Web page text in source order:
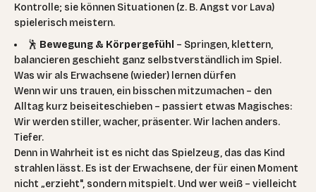
Kontrolle; sie können Situationen (z. B. Angst vor Lava)
spielerisch meistern.
🕺 Bewegung & Körpergefühl – Springen, klettern,
balancieren geschieht ganz selbstverständlich im Spiel.
Was wir als Erwachsene (wieder) lernen dürfen
Wenn wir uns trauen, ein bisschen mitzumachen – den
Alltag kurz beiseiteschieben – passiert etwas Magisches:
Wir werden stiller, wacher, präsenter. Wir lachen anders.
Tiefer.
Denn in Wahrheit ist es nicht das Spielzeug, das das Kind
strahlen lässt. Es ist der Erwachsene, der für einen Moment
nicht „erzieht", sondern mitspielt. Und wer weiß – vielleicht